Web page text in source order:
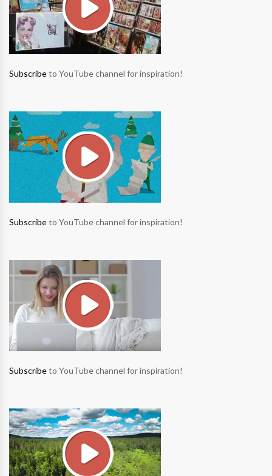
Subscribeto YouTube channel for inspiration!
Subscribeto YouTube channel for inspiration!
Subscribeto YouTube channel for inspiration!